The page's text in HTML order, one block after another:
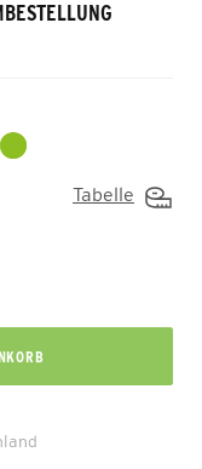
Tabelle